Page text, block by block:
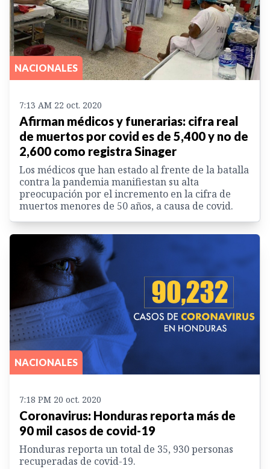
NACIONALES
7:13 AM 22 oct. 2020
Afirman médicos y funerarias: cifra real
de muertos por covid es de 5,400 y no de
2,600 como registra Sinager
Los médicos que han estado al frente de la batalla
contra la pandemia manifiestan su alta
preocupación por el incremento en la cifra de
muertos menores de 50 años, a causa de covid.
NACIONALES
7:18 PM 20 oct. 2020
Coronavirus: Honduras reporta más de
90 mil casos de covid-19
Honduras reporta un total de 35, 930 personas
recuperadas de covid-19.